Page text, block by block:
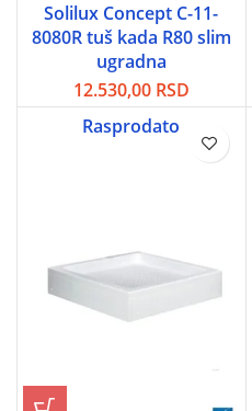
Solilux Concept C-11-
8080R tuš kada R80 slim
ugradna
12.530,00 RSD
Rasprodato